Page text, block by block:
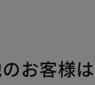
お客様